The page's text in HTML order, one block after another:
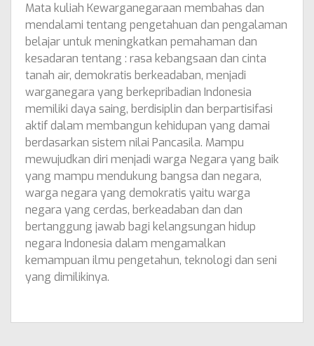
Mata kuliah Kewarganegaraan membahas dan
mendalami tentang pengetahuan dan pengalaman
belajar untuk meningkatkan pemahaman dan
kesadaran tentang : rasa kebangsaan dan cinta
tanah air, demokratis berkeadaban, menjadi
warganegara yang berkepribadian Indonesia
memiliki daya saing, berdisiplin dan berpartisifasi
aktif dalam membangun kehidupan yang damai
berdasarkan sistem nilai Pancasila. Mampu
mewujudkan diri menjadi warga Negara yang baik
yang mampu mendukung bangsa dan negara,
warga negara yang demokratis yaitu warga
negara yang cerdas, berkeadaban dan dan
bertanggung jawab bagi kelangsungan hidup
negara Indonesia dalam mengamalkan
kemampuan ilmu pengetahun, teknologi dan seni
yang dimilikinya.